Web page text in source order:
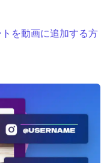
を動画に追加する方